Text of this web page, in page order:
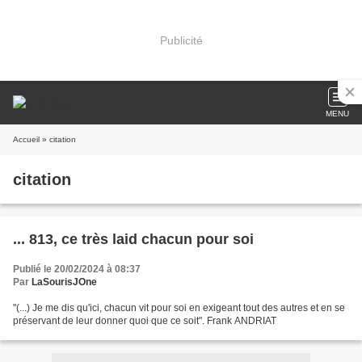
Publicité
MENU
Accueil » citation
citation
... 813, ce très laid chacun pour soi
Publié le 20/02/2024 à 08:37
Par LaSourisJOne
"(...) Je me dis qu'ici, chacun vit pour soi en exigeant tout des autres et en se
préservant de leur donner quoi que ce soit". Frank ANDRIAT